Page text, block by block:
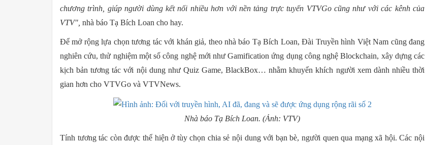
chương trình, giúp người dùng kết nối nhiều hơn với nền tảng trực tuyến VTVGo cũng như với các kênh của
VTV", nhà báo Tạ Bích Loan cho hay.
Để mở rộng lựa chọn tương tác với khán giả, theo nhà báo Tạ Bích Loan, Đài Truyền hình Việt Nam cũng đang
nghiên cứu, thử nghiệm một số công nghệ mới như Gamification ứng dụng công nghệ Blockchain, xây dựng các
kịch bản tương tác với nội dung như Quiz Game, BlackBox… nhằm khuyến khích người xem dành nhiều thời
gian hơn cho VTVGo và VTVNews.
Nhà báo Tạ Bích Loan. (Ảnh: VTV)
Tính tương tác còn được thể hiện ở tùy chọn chia sẻ nội dung với bạn bè, người quen qua mạng xã hội. Các nội